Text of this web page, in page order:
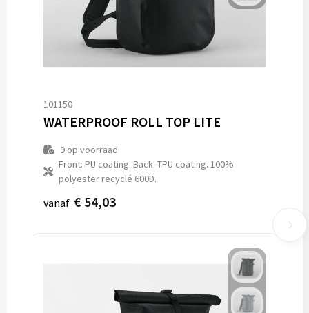
101150
WATERPROOF ROLL TOP LITE
9op voorraad
Front: PU coating. Back: TPU coating. 100%
polyester recyclé 600D.
vanaf € 54,03